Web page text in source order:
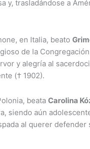
y, trasladándose a
en Italia, beato
de la
y alegría al
(† 1902).
beata Carolina
siendo aún
al querer defender